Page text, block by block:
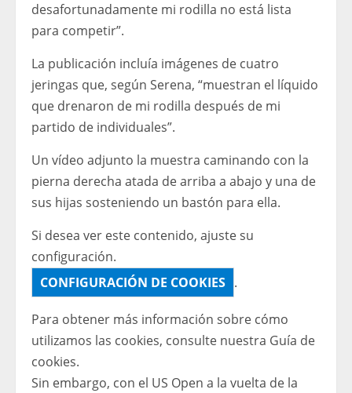
desafortunadamente mi rodilla no está lista
para competir”.
La publicación incluía imágenes de cuatro
jeringas que, según Serena, “muestran el líquido
que drenaron de mi rodilla después de mi
partido de individuales”.
Un vídeo adjunto la muestra caminando con la
pierna derecha atada de arriba a abajo y una de
sus hijas sosteniendo un bastón para ella.
Si desea ver este contenido, ajuste su
configuración.
CONFIGURACIÓN DE COOKIES .
Para obtener más información sobre cómo
utilizamos las cookies, consulte nuestra Guía de
cookies.
Sin embargo, con el US Open a la vuelta de la